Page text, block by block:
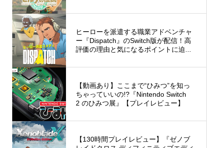
ヒーローを派遣する職業アドベンチャ
ー『Dispatch』のSwitch版が配信！高
評価の理由と気になるポイントに迫...
【動画あり】ここまで“ひみつ”を知っ
ちゃっていいの!?『Nintendo Switch
2 のひみつ展』【プレイレビュー】
【130時間プレイレビュー】『ゼノブ